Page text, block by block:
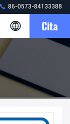
86-0573-84133388
Cita